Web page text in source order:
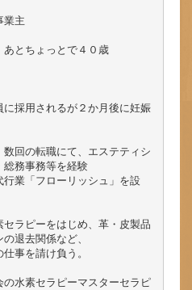
業主
あとちょっとで４０歳
採用されるが２か月後に妊娠
回の転職にて、エステティシ
総務事務等を経験
業「フローリッシュ」を設
ラピーをはじめ、革・皮製品
退去関係など、
事を請け負う。
水素セラピーマスターセラピ